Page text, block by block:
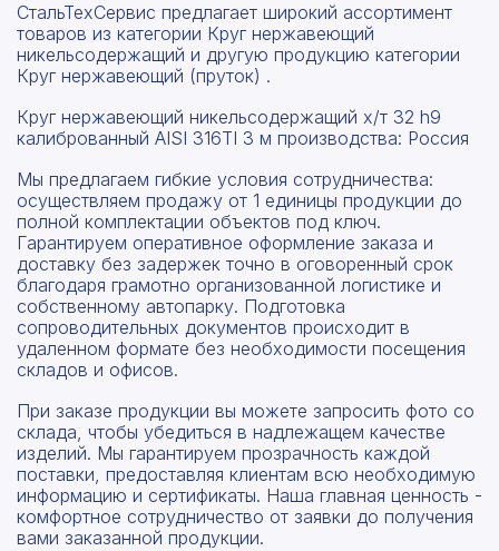
СтальТехСервис предлагает широкий ассортимент
товаров из категории Круг нержавеющий
никельсодержащий и другую продукцию категории
Круг нержавеющий (пруток) .
Круг нержавеющий никельсодержащий х/т 32 h9
калиброванный AISI 316TI 3 м производства: Россия
Мы предлагаем гибкие условия сотрудничества:
осуществляем продажу от 1 единицы продукции до
полной комплектации объектов под ключ.
Гарантируем оперативное оформление заказа и
доставку без задержек точно в оговоренный срок
благодаря грамотно организованной логистике и
собственному автопарку. Подготовка
сопроводительных документов происходит в
удаленном формате без необходимости посещения
складов и офисов.
При заказе продукции вы можете запросить фото со
склада, чтобы убедиться в надлежащем качестве
изделий. Мы гарантируем прозрачность каждой
поставки, предоставляя клиентам всю необходимую
информацию и сертификаты. Наша главная ценность -
комфортное сотрудничество от заявки до получения
вами заказанной продукции.